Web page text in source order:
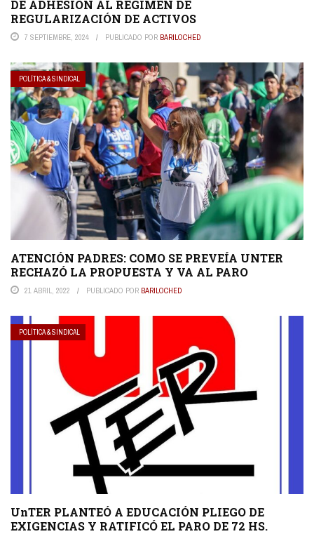
DE ADHESIÓN AL RÉGIMEN DE
REGULARIZACIÓN DE ACTIVOS
7 SEPTIEMBRE, 2024 PUBLICADO POR BARILOCHED
POLÍTICA & SINDICAL
ATENCIÓN PADRES: COMO SE PREVEÍA UNTER
RECHAZÓ LA PROPUESTA Y VA AL PARO
21 ABRIL, 2022 PUBLICADO POR BARILOCHED
POLÍTICA & SINDICAL
UnTER PLANTEÓ A EDUCACIÓN PLIEGO DE
EXIGENCIAS Y RATIFICÓ EL PARO DE 72 HS.